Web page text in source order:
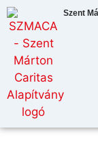
Szent